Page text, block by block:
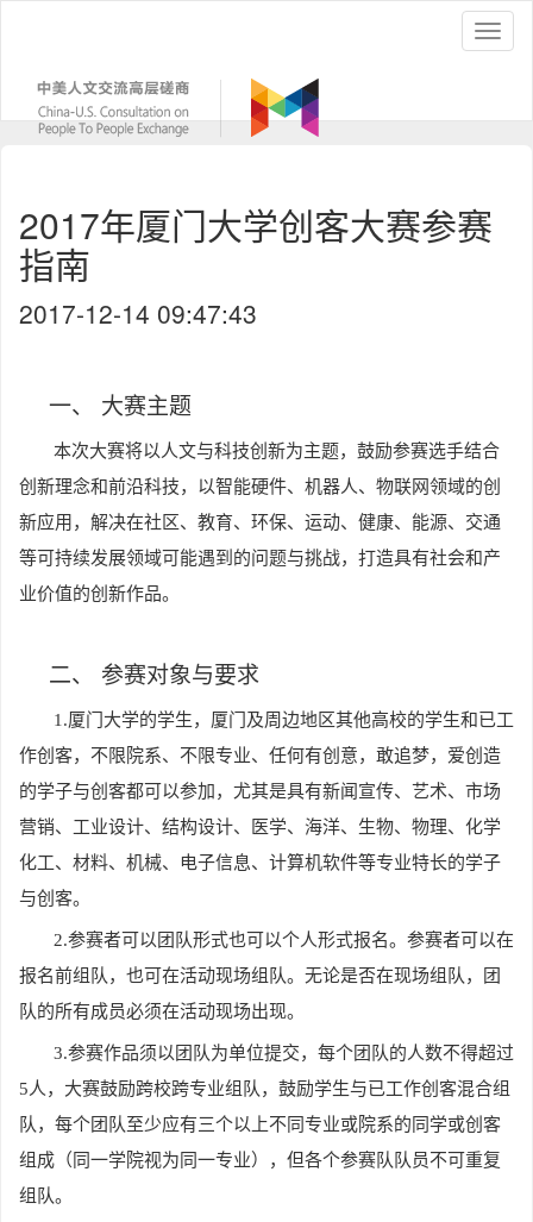
2017年厦门大学创客大赛参赛
指南
2017-12-14 09:47:43
一、 大赛主题
本次大赛将以人文与科技创新为主题，鼓励参赛选手结合
创新理念和前沿科技，以智能硬件、机器人、物联网领域的创
新应用，解决在社区、教育、环保、运动、健康、能源、交通
等可持续发展领域可能遇到的问题与挑战，打造具有社会和产
业价值的创新作品。
二、 参赛对象与要求
1.厦门大学的学生，厦门及周边地区其他高校的学生和已工
作创客，不限院系、不限专业、任何有创意，敢追梦，爱创造
的学子与创客都可以参加，尤其是具有新闻宣传、艺术、市场
营销、工业设计、结构设计、医学、海洋、生物、物理、化学
化工、材料、机械、电子信息、计算机软件等专业特长的学子
与创客。
2.参赛者可以团队形式也可以个人形式报名。参赛者可以在
报名前组队，也可在活动现场组队。无论是否在现场组队，团
队的所有成员必须在活动现场出现。
3.参赛作品须以团队为单位提交，每个团队的人数不得超过
5人，大赛鼓励跨校跨专业组队，鼓励学生与已工作创客混合组
队，每个团队至少应有三个以上不同专业或院系的同学或创客
组成（同一学院视为同一专业），但各个参赛队队员不可重复
组队。